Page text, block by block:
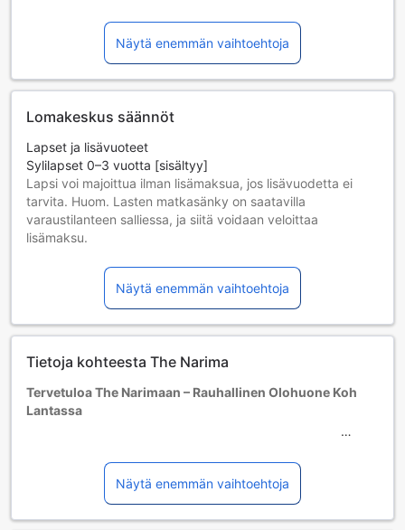
Näytä enemmän vaihtoehtoja
Lomakeskus säännöt
Lapset ja lisävuoteet
Sylilapset 0–3 vuotta [sisältyy]
Lapsi voi majoittua ilman lisämaksua, jos lisävuodetta ei
tarvita. Huom. Lasten matkasänky on saatavilla
varaustilanteen salliessa, ja siitä voidaan veloittaa
lisämaksu.
Lapsi majoittuu ilmaiseksi, jos nukkuu jo olemassa olevilla
vuoteilla. Huomaa: jos tarvitset pinnasängyn, siitä voidaan
veloittaa erikseen.
Yli 11-vuotiaat vieraat katsotaan aikuisiksi.
tarkista kunkin huoneen kohdalta huonekoko lisätietoa
Kun varaat enemmän kuin 5 huonetta, eri käytännöt ja
ehdot saattavat päteä.
Näytä enemmän vaihtoehtoja
Tietoja kohteesta The Narima
Tervetuloa The Narimaan – Rauhallinen Olohuone Koh
Lantassa
sijaitsee upeassa Koh Lantan saaren ympäristössä
Thaimaassa. Tämä idyllinen lomakohde tarjoaa vierailleen
täydellisen pakopaikan, jossa voit nauttia rentouttavista
hetkistä ja kauniista maisemista. Hotellin sijainti takaa
Näytä enemmän vaihtoehtoja